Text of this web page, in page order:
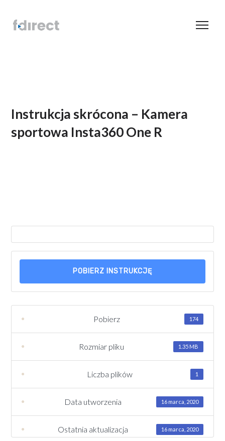
Instrukcja skrócona – Kamera
sportowa Insta360 One R
POBIERZ INSTRUKCJĘ
Pobierz 174
Rozmiar pliku 1.35 MB
Liczba plików 1
Data utworzenia 16 marca, 2020
Ostatnia aktualizacja 16 marca, 2020